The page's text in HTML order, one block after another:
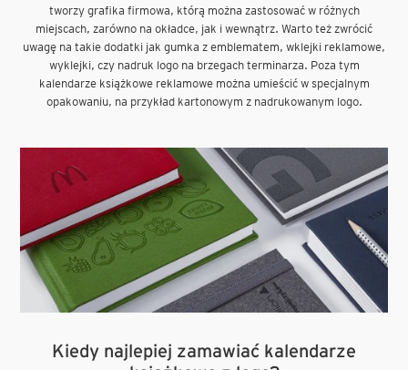
tworzy grafika firmowa, którą można zastosować w różnych
miejscach, zarówno na okładce, jak i wewnątrz. Warto też zwrócić
uwagę na takie dodatki jak gumka z emblematem, wklejki reklamowe,
wyklejki, czy nadruk logo na brzegach terminarza. Poza tym
kalendarze książkowe reklamowe można umieścić w specjalnym
opakowaniu, na przykład kartonowym z nadrukowanym logo.
Kiedy najlepiej zamawiać kalendarze